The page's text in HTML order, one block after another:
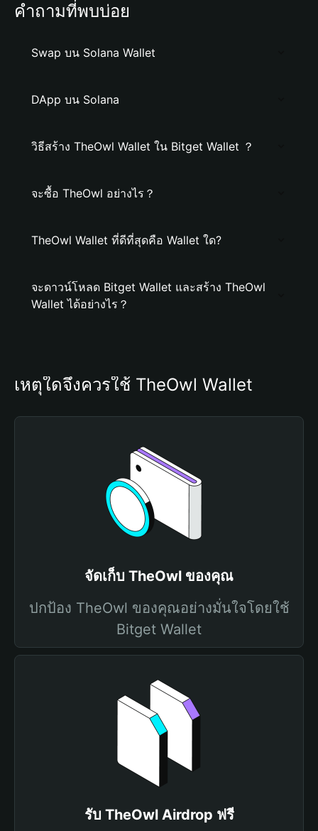
คำถามที่พบบ่อย
Swap บน Solana Wallet
DApp บน Solana
วิธีสร้าง TheOwl Wallet ใน Bitget Wallet ？
จะซื้อ TheOwl อย่างไร？
TheOwl Wallet ที่ดีที่สุดคือ Wallet ใด?
จะดาวน์โหลด Bitget Wallet และสร้าง TheOwl
Wallet ได้อย่างไร？
เหตุใดจึงควรใช้ TheOwl Wallet
จัดเก็บ TheOwl ของคุณ
ปกป้อง TheOwl ของคุณอย่างมั่นใจโดยใช้
Bitget Wallet
รับ TheOwl Airdrop ฟรี